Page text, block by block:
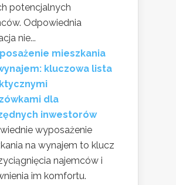
potencjalnych
Odpowiednia
nie...
mieszkania
kluczowa lista
dla
inwestorów
wyposażenie
na wynajem to klucz
najemców i
im komfortu.